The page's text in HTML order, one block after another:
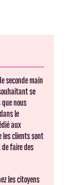
seconde main
se
que nous
le
aux
les clients sont
faire des
les citoyens